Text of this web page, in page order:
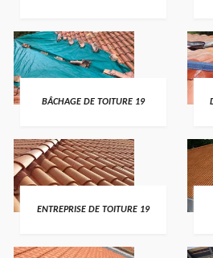
BÂCHAGE DE TOITURE 19
ENTREPRISE DE TOITURE 19